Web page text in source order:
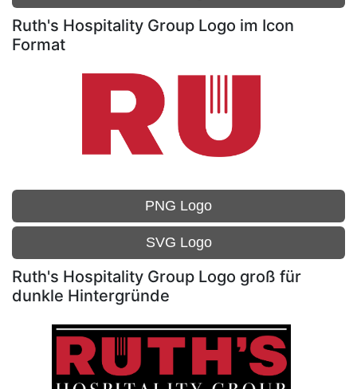
Ruth's Hospitality Group Logo im Icon
Format
PNG Logo
SVG Logo
Ruth's Hospitality Group Logo groß für
dunkle Hintergründe